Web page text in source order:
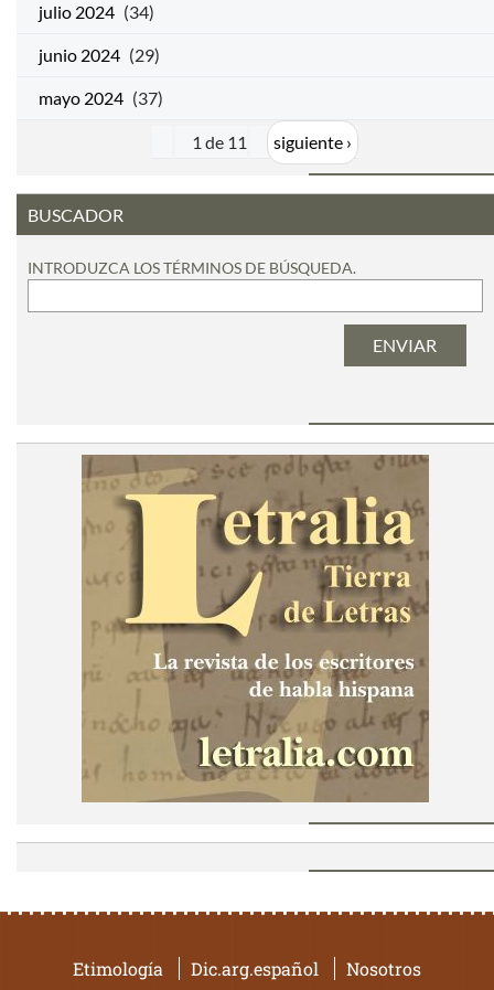
julio 2024 (34)
junio 2024 (29)
mayo 2024 (37)
1 de 11 siguiente ›
BUSCADOR
INTRODUZCA LOS TÉRMINOS DE BÚSQUEDA.
Etimología Dic.arg.español Nosotros